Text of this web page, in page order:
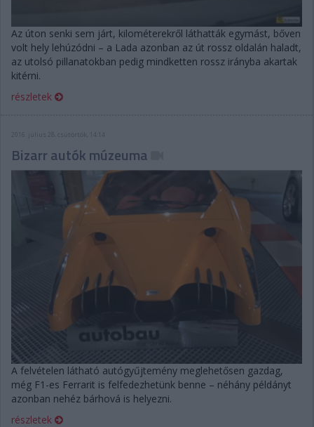
Az úton senki sem járt, kilométerekről láthatták egymást, bőven
volt hely lehúzódni – a Lada azonban az út rossz oldalán haladt,
az utolsó pillanatokban pedig mindketten rossz irányba akartak
kitérni.
részletek
2016. július 28. csütörtök, 14:14
Bizarr autók múzeuma
A felvételen látható autógyűjtemény meglehetősen gazdag,
még F1-es Ferrarit is felfedezhetünk benne – néhány példányt
azonban nehéz bárhová is helyezni.
részletek